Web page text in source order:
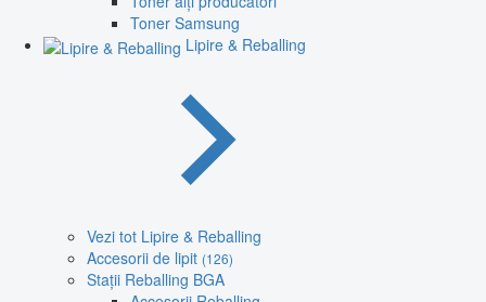
Toner Samsung
Lipire & Reballing
Vezi tot Lipire & Reballing
Accesorii de lipit (126)
Stații Reballing BGA